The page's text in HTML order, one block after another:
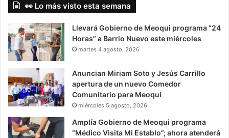
👀 Lo más visto esta semana
Llevará Gobierno de Meoqui programa “24
Horas” a Barrio Nuevo este miércoles
martes 4 agosto, 2026
Anuncian Miriam Soto y Jesús Carrillo
apertura de un nuevo Comedor
Comunitario para Meoqui
miércoles 5 agosto, 2026
Amplía Gobierno de Meoqui programa
“Médico Visita Mi Establo”; ahora atenderá